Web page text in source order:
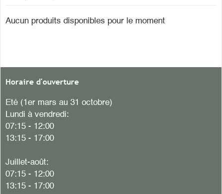
Aucun produits disponibles pour le moment
Horaire d'ouverture
Eté (1er mars au 31 octobre)
Lundi à vendredi:
07:15 - 12:00
13:15 - 17:00
Juillet-août:
07:15 - 12:00
13:15 - 17:00